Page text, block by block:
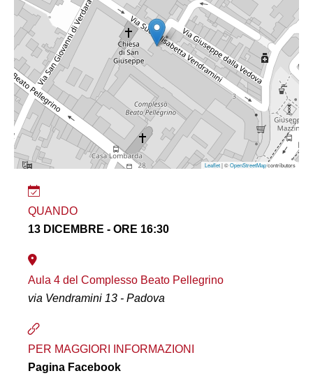
Leaflet| ©OpenStreetMapcontributors
QUANDO
13 DICEMBRE - ORE 16:30
Aula 4 del Complesso Beato Pellegrino
via Vendramini 13 - Padova
PER MAGGIORI INFORMAZIONI
Pagina Facebook